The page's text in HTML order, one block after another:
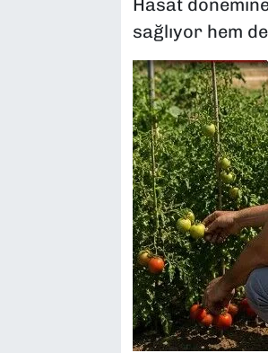
Hasat
sağlıyor hem